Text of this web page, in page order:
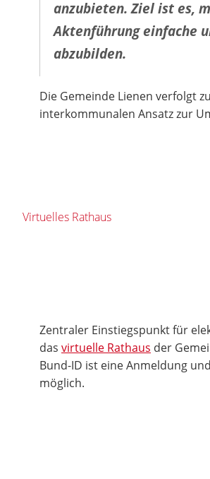
anzubieten. Ziel ist es,
Aktenführung einfache
abzubilden.
Die Gemeinde Lienen verfolgt
interkommunalen Ansatz zur
Virtuelles Rathaus
Zentraler Einstiegspunkt für
das virtuelle Rathaus der
Bund-ID ist eine Anmeldung
möglich.